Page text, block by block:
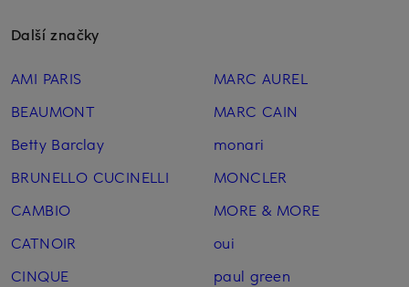
Další značky
AMI PARIS
BEAUMONT
Betty Barclay
BRUNELLO CUCINELLI
CAMBIO
CATNOIR
CINQUE
MARC AUREL
MARC CAIN
monari
MONCLER
MORE & MORE
oui
paul green